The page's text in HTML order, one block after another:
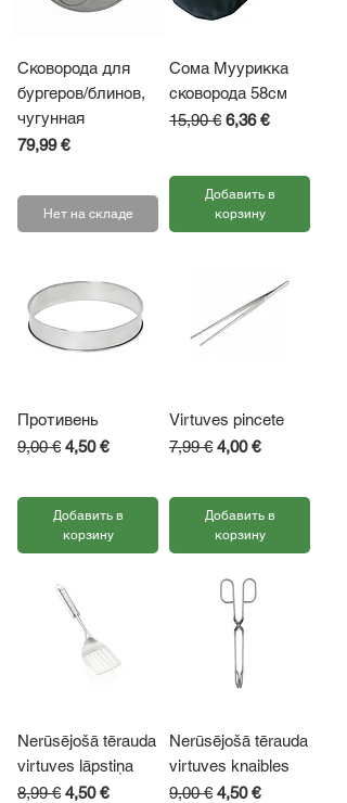
Сковорода для
бургеров/блинов,
чугунная
Цена
79,99 €
Нет на складе
Сома Муурикка
сковорода 58см
Обычная цена
15,90 € Цена со скидкой
6,36 €
Добавить в
корзину
Противень
Обычная цена
9,00 € Цена со скидкой
4,50 €
Добавить в
корзину
Virtuves pincete
Обычная цена
7,99 € Цена со скидкой
4,00 €
Добавить в
корзину
Nerūsējošā tērauda
virtuves lāpstiņa
Обычная цена
8,99 € Цена со скидкой
4,50 €
Nerūsējošā tērauda
virtuves knaibles
Обычная цена
9,00 € Цена со скидкой
4,50 €